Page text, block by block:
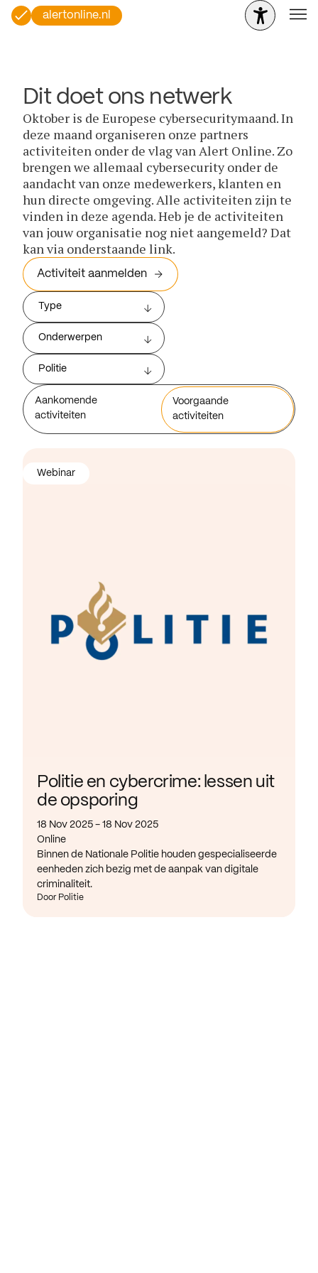
alertonline.nl
Dit doet ons netwerk
Oktober is de Europese cybersecuritymaand. In
deze maand organiseren onze partners
activiteiten onder de vlag van Alert Online. Zo
brengen we allemaal cybersecurity onder de
aandacht van onze medewerkers, klanten en
hun directe omgeving. Alle activiteiten zijn te
vinden in deze agenda. Heb je de activiteiten
van jouw organisatie nog niet aangemeld? Dat
kan via onderstaande link.
Activiteit aanmelden
Type
Onderwerpen
Politie
Aankomende
activiteiten
Voorgaande
activiteiten
Politie en cybercrime: lessen uit
de opsporing
18 Nov 2025 - 18 Nov 2025
Online
Binnen de Nationale Politie houden gespecialiseerde
eenheden zich bezig met de aanpak van digitale
criminaliteit.
Door Politie
Webinar